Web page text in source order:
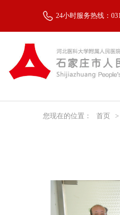
24小时服务热线：
您现在的位置： 首页 >